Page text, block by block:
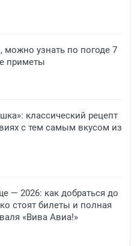
можно узнать по погоде 7
приметы
классический рецепт
с тем самым вкусом из
— 2026: как добраться до
стоят билеты и полная
«Вива Авиа!»